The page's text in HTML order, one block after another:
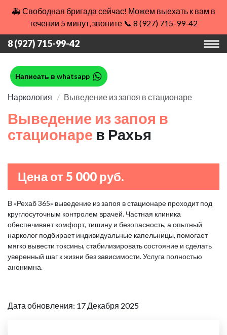
🚑 Свободная бригада сейчас! Можем выехать к вам в
течении 5 минут, звоните 📞 8 (927) 715-99-42
8 (927) 715-99-42
Написать в whatsapp
Наркология Выведение из запоя в стационаре
Выведение из запоя в
стационаре в Рахья
Цена от 5 000 руб.
В «Рехаб 365» выведение из запоя в стационаре проходит под
круглосуточным контролем врачей. Частная клиника
обеспечивает комфорт, тишину и безопасность, а опытный
нарколог подбирает индивидуальные капельницы, помогает
мягко вывести токсины, стабилизировать состояние и сделать
уверенный шаг к жизни без зависимости. Услуга полностью
анонимна.
Дата обновления: 17 Декабря 2025